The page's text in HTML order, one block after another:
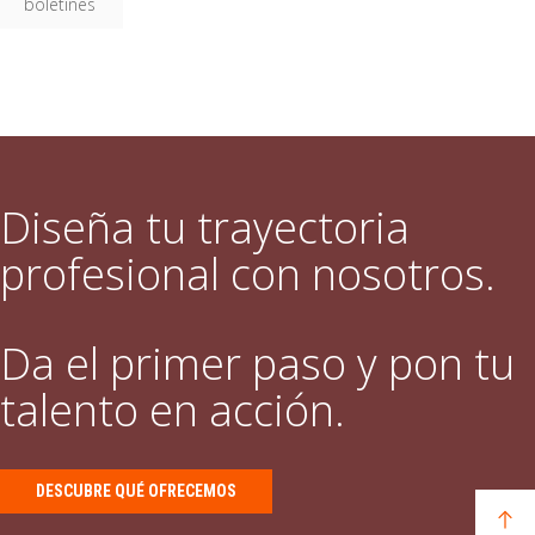
Diseña tu trayectoria
profesional con nosotros.
Da el primer paso y pon tu
talento en acción.
DESCUBRE QUÉ OFRECEMOS